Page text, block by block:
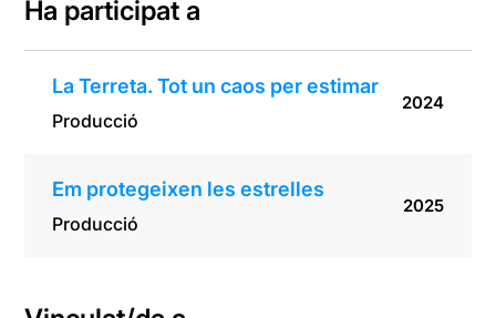
Ha participat a
La Terreta. Tot un caos per estimar
Producció
2024
Em protegeixen les estrelles
Producció
2025